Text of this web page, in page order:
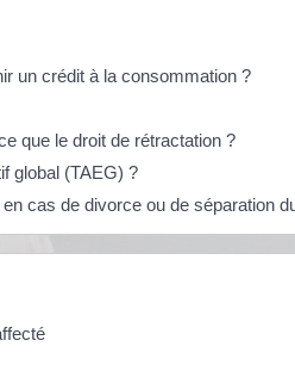
un crédit à la consommation ?
que le droit de rétractation ?
global (TAEG) ?
cas de divorce ou de séparation